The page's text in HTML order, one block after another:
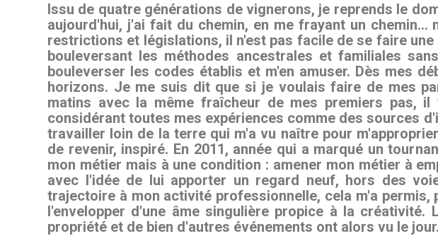
Issu de quatre générations de vignerons, je reprends le
aujourd'hui, j'ai fait du chemin, en me frayant un
restrictions et législations, il n'est pas facile de se faire
bouleversant les méthodes ancestrales et familiales
bouleverser les codes établis et m'en amuser. Dès mes
horizons. Je me suis dit que si je voulais faire de mes
matins avec la même fraîcheur de mes premiers pas,
considérant toutes mes expériences comme des sources
travailler loin de la terre qui m'a vu naître pour
de revenir, inspiré. En 2011, année qui a marqué un
mon métier mais à une condition : amener mon métier à
avec l'idée de lui apporter un regard neuf, hors des
trajectoire à mon activité professionnelle, cela m'a
l'envelopper d'une âme singulière propice à la
propriété et de bien d'autres événements ont alors vu le